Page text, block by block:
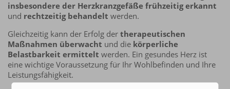
insbesondere der Herzkranzgefäße frühzeitig erkannt
und rechtzeitig behandelt werden.
Gleichzeitig kann der Erfolg der therapeutischen
Maßnahmen überwacht und die körperliche
Belastbarkeit ermittelt werden. Ein gesundes Herz ist
eine wichtige Voraussetzung für Ihr Wohlbefinden und Ihre
Leistungsfähigkeit.